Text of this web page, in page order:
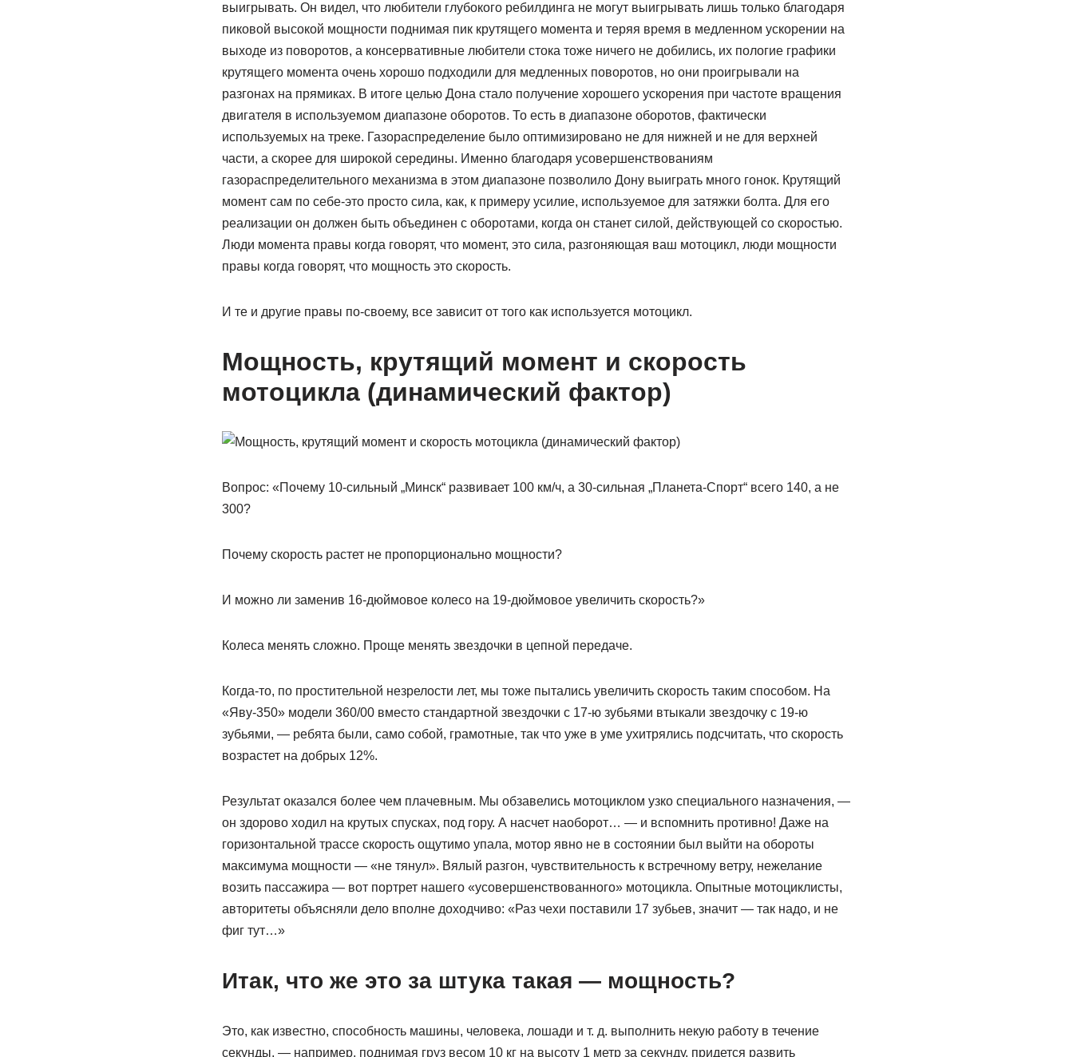
выигрывать. Он видел, что любители глубокого ребилдинга не могут выигрывать лишь только благодаря
пиковой высокой мощности поднимая пик крутящего момента и теряя время в медленном ускорении на
выходе из поворотов, а консервативные любители стока тоже ничего не добились, их пологие графики
крутящего момента очень хорошо подходили для медленных поворотов, но они проигрывали на
разгонах на прямиках. В итоге целью Дона стало получение хорошего ускорения при частоте вращения
двигателя в используемом диапазоне оборотов. То есть в диапазоне оборотов, фактически
используемых на треке. Газораспределение было оптимизировано не для нижней и не для верхней
части, а скорее для широкой середины. Именно благодаря усовершенствованиям
газораспределительного механизма в этом диапазоне позволило Дону выиграть много гонок. Крутящий
момент сам по себе-это просто сила, как, к примеру усилие, используемое для затяжки болта. Для его
реализации он должен быть объединен с оборотами, когда он станет силой, действующей со скоростью.
Люди момента правы когда говорят, что момент, это сила, разгоняющая ваш мотоцикл, люди мощности
правы когда говорят, что мощность это скорость.
И те и другие правы по-своему, все зависит от того как используется мотоцикл.
Мощность, крутящий момент и скорость
мотоцикла (динамический фактор)
Вопрос: «Почему 10-сильный „Минск“ развивает 100 км/ч, а 30-сильная „Планета-Спорт“ всего 140, а не
300?
Почему скорость растет не пропорционально мощности?
И можно ли заменив 16-дюймовое колесо на 19-дюймовое увеличить скорость?»
Колеса менять сложно. Проще менять звездочки в цепной передаче.
Когда-то, по простительной незрелости лет, мы тоже пытались увеличить скорость таким способом. На
«Яву-350» модели 360/00 вместо стандартной звездочки с 17-ю зубьями втыкали звездочку с 19-ю
зубьями, — ребята были, само собой, грамотные, так что уже в уме ухитрялись подсчитать, что скорость
возрастет на добрых 12%.
Результат оказался более чем плачевным. Мы обзавелись мотоциклом узко специального назначения, —
он здорово ходил на крутых спусках, под гору. А насчет наоборот… — и вспомнить противно! Даже на
горизонтальной трассе скорость ощутимо упала, мотор явно не в состоянии был выйти на обороты
максимума мощности — «не тянул». Вялый разгон, чувствительность к встречному ветру, нежелание
возить пассажира — вот портрет нашего «усовершенствованного» мотоцикла. Опытные мотоциклисты,
авторитеты объясняли дело вполне доходчиво: «Раз чехи поставили 17 зубьев, значит — так надо, и не
фиг тут…»
Итак, что же это за штука такая — мощность?
Это, как известно, способность машины, человека, лошади и т. д. выполнить некую работу в течение
секунды, — например, поднимая груз весом 10 кг на высоту 1 метр за секунду, придется развить